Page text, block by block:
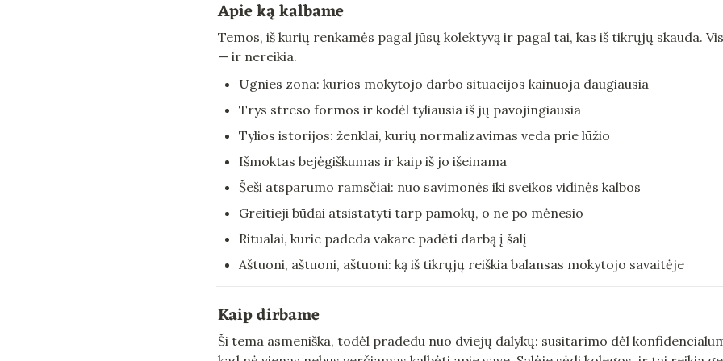
Apie ką kalbame
Temos, iš kurių renkamės pagal jūsų kolektyvą ir pagal tai, kas iš tikrųjų skauda.
— ir nereikia.
Ugnies zona: kurios mokytojo darbo situacijos kainuoja daugiausia
Trys streso formos ir kodėl tyliausia iš jų pavojingiausia
Tylios istorijos: ženklai, kurių normalizavimas veda prie lūžio
Išmoktas bejėgiškumas ir kaip iš jo išeinama
Šeši atsparumo ramsčiai: nuo savimonės iki sveikos vidinės kalbos
Greitieji būdai atsistatyti tarp pamokų, o ne po mėnesio
Ritualai, kurie padeda vakare padėti darbą į šalį
Aštuoni, aštuoni, aštuoni: ką iš tikrųjų reiškia balansas mokytojo savaitėje
Kaip dirbame
Ši tema asmeniška, todėl pradedu nuo dviejų dalykų: susitarimo dėl